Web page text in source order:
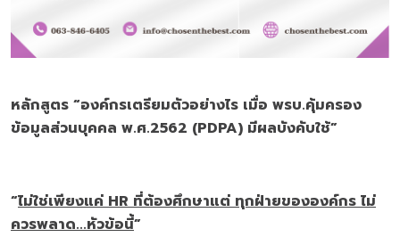
หลักสูตร “องค์กรเตรียมตัวอย่างไร เมื่อ พรบ.คุ้มครอง
ข้อมูลส่วนบุคคล พ.ศ.2562 (PDPA) มีผลบังคับใช้”
“ไม่ใช่เพียงแค่HR ที่ต้องศึกษาแต่ ทุกฝ่ายขององค์กร ไม่
ควรพลาด...หัวข้อนี้”